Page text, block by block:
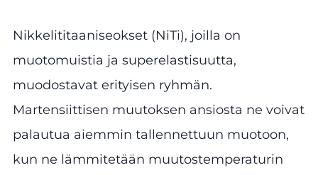
Nikkelititaaniseokset (NiTi), joilla on
muotomuistia ja superelastisuutta,
muodostavat erityisen ryhmän.
Martensiittisen muutoksen ansiosta ne voivat
palautua aiemmin tallennettuun muotoon,
kun ne lämmitetään muutostemperaturin